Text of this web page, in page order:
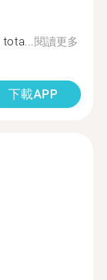
閱讀更多
下載APP